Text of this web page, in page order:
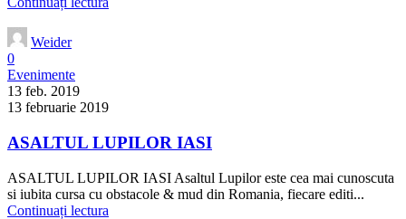
Weider
0
Evenimente
13 feb. 2019
13 februarie 2019
ASALTUL LUPILOR IASI
ASALTUL LUPILOR IASI Asaltul Lupilor este cea mai cunoscuta
si iubita cursa cu obstacole & mud din Romania, fiecare editi...
Continuați lectura